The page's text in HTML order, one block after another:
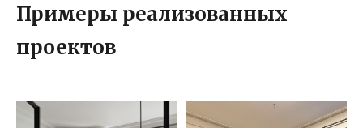
Примеры реализованных
проектов